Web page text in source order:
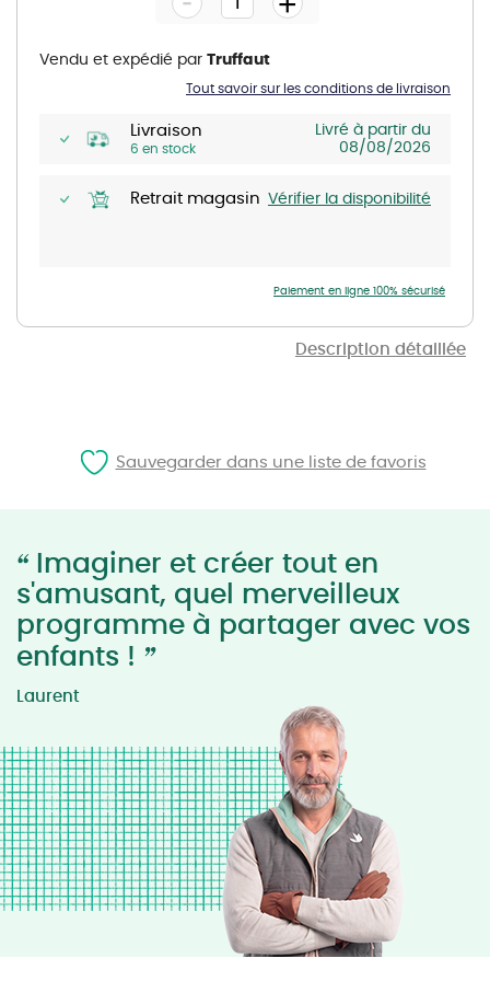
Description détaillée
gallery
Livraison
6 en stock
Livré à partir du
08/08/2026
Retrait magasin Vérifier la disponibilité
Tout savoir sur les conditions de livraison
Vendu et expédié par Truffaut
Paiement en ligne 100% sécurisé
“ Imaginer et créer tout en
s'amusant, quel merveilleux
programme à partager avec vos
enfants ! ”
Laurent
Sauvegarder dans une liste de favoris